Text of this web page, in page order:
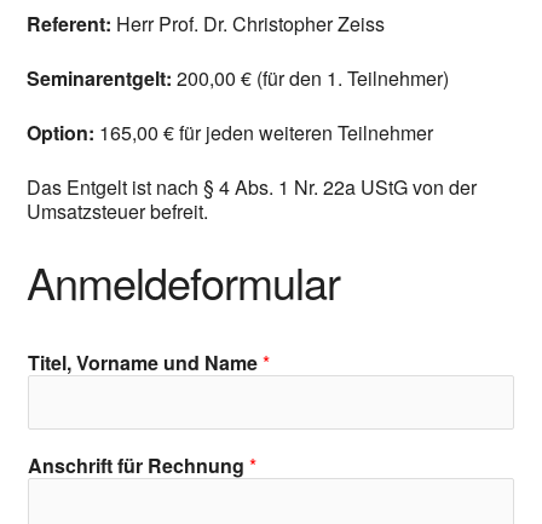
Referent: Herr Prof. Dr. Christopher Zeiss
Seminarentgelt: 200,00 € (für den 1. Teilnehmer)
Option: 165,00 € für jeden weiteren Teilnehmer
Das Entgelt ist nach § 4 Abs. 1 Nr. 22a UStG von der
Umsatzsteuer befreit.
Anmeldeformular
Titel, Vorname und Name*
Anschrift für Rechnung*